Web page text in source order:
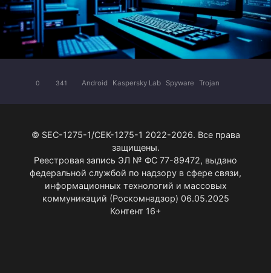
0 341 Android Kaspersky Lab Spyware Trojan
© SEC-1275-1/СЕК-1275-1 2022-2026. Все права
защищены.
Реестровая запись ЭЛ № ФС 77-89472, выдано
федеральной службой по надзору в сфере связи,
информационных технологий и массовых
коммуникаций (Роскомнадзор) 06.05.2025
Контент 16+